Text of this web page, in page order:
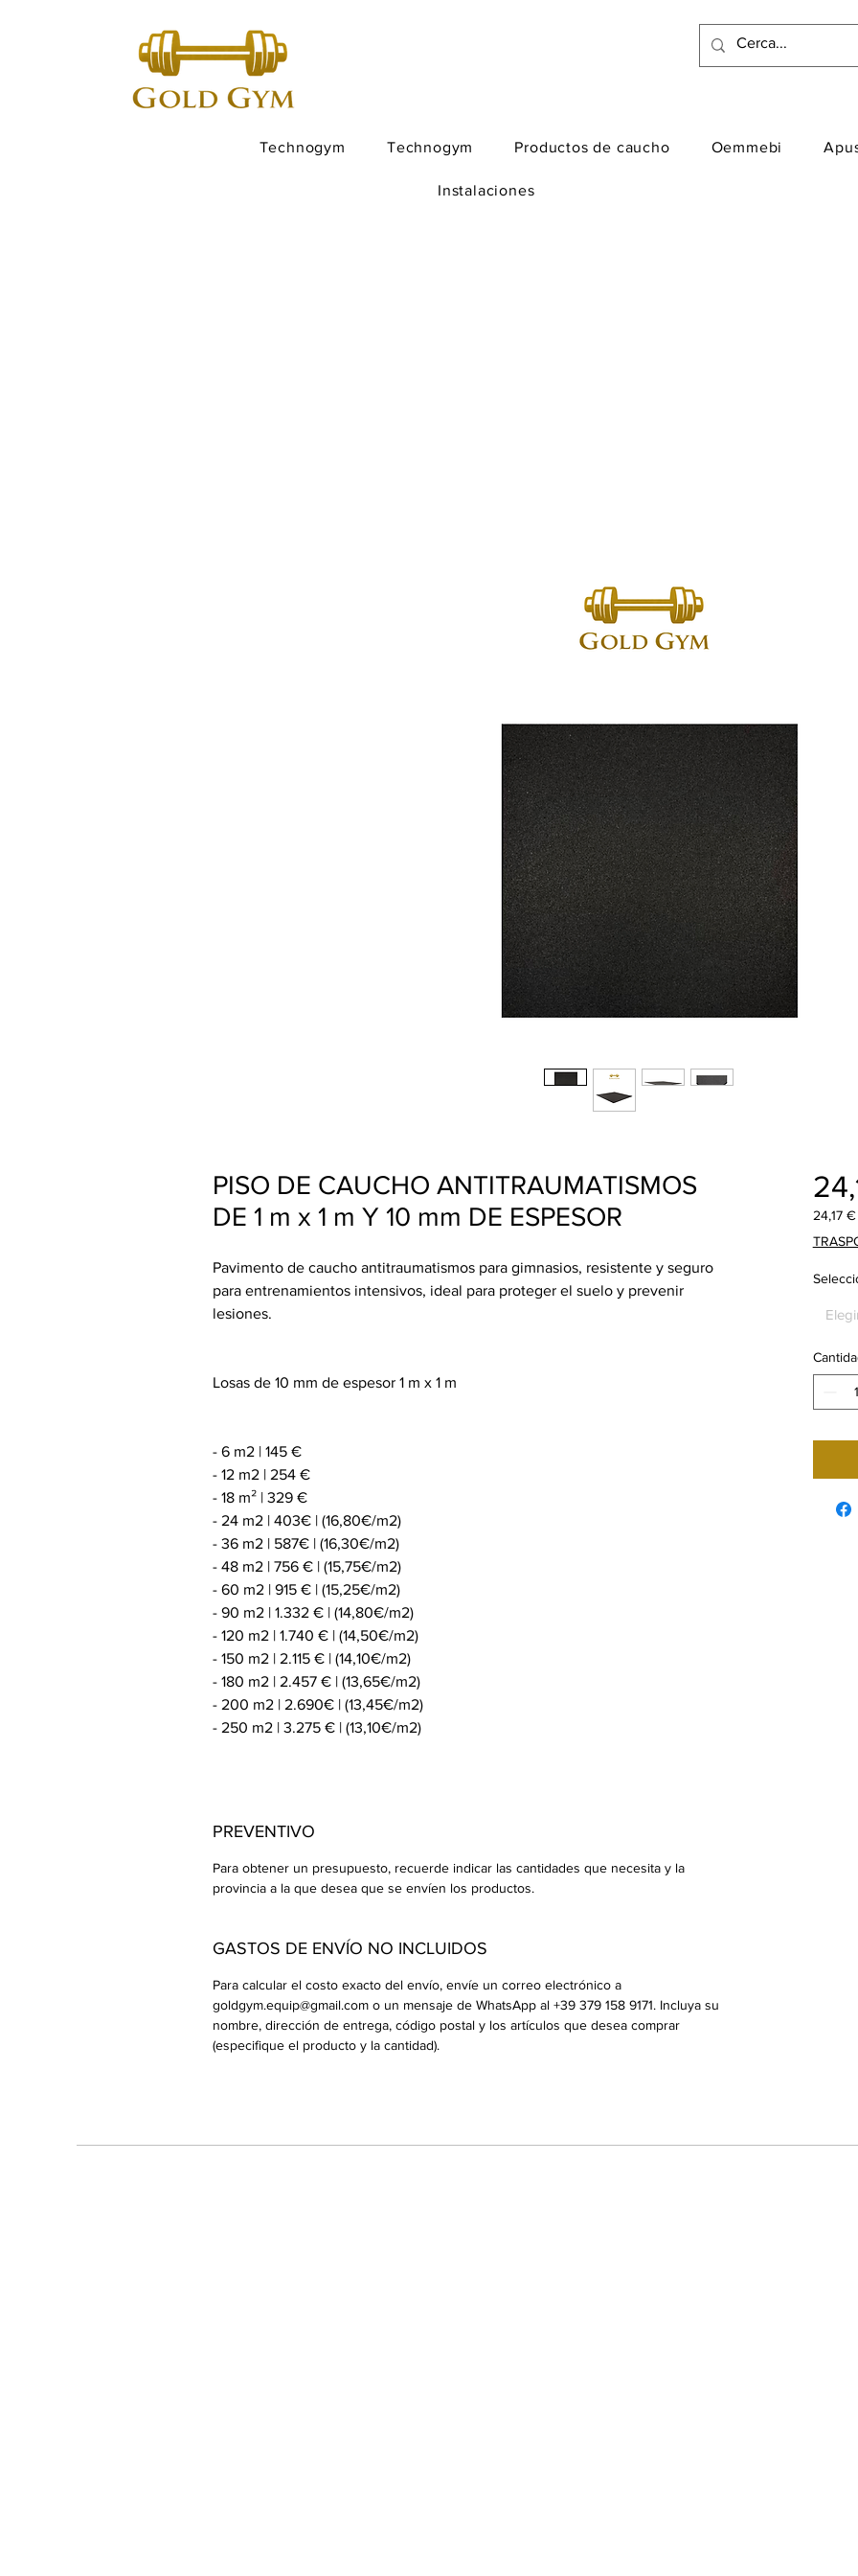
Technogym Technogym Productos de caucho Oemmebi
Instalaciones
PISO DE CAUCHO ANTITRAUMATISMOS
DE 1 m x 1 m Y 10 mm DE ESPESOR
Pavimento de caucho antitraumatismos para gimnasios, resistente y seguro
para entrenamientos intensivos, ideal para proteger el suelo y prevenir
lesiones.
Losas de 10 mm de espesor 1 m x 1 m
- 6 m2 | 145 €
- 12 m2 | 254 €
- 18 m² | 329 €
- 24 m2 | 403€ | (16,80€/m2)
- 36 m2 | 587€ | (16,30€/m2)
- 48 m2 | 756 € | (15,75€/m2)
- 60 m2 | 915 € | (15,25€/m2)
- 90 m2 | 1.332 € | (14,80€/m2)
- 120 m2 | 1.740 € | (14,50€/m2)
- 150 m2 | 2.115 € | (14,10€/m2)
- 180 m2 | 2.457 € | (13,65€/m2)
- 200 m2 | 2.690€ | (13,45€/m2)
- 250 m2 | 3.275 € | (13,10€/m2)
PREVENTIVO
Para obtener un presupuesto, recuerde indicar las cantidades que necesita y la
provincia a la que desea que se envíen los productos.
GASTOS DE ENVÍO NO INCLUIDOS
Para calcular el costo exacto del envío, envíe un correo electrónico a
goldgym.equip@gmail.com o un mensaje de WhatsApp al +39 379 158 9171. Incluya su
nombre, dirección de entrega, código postal y los artículos que desea comprar
(especifique el producto y la cantidad).
24,17 €
24,17 €
por
Metro